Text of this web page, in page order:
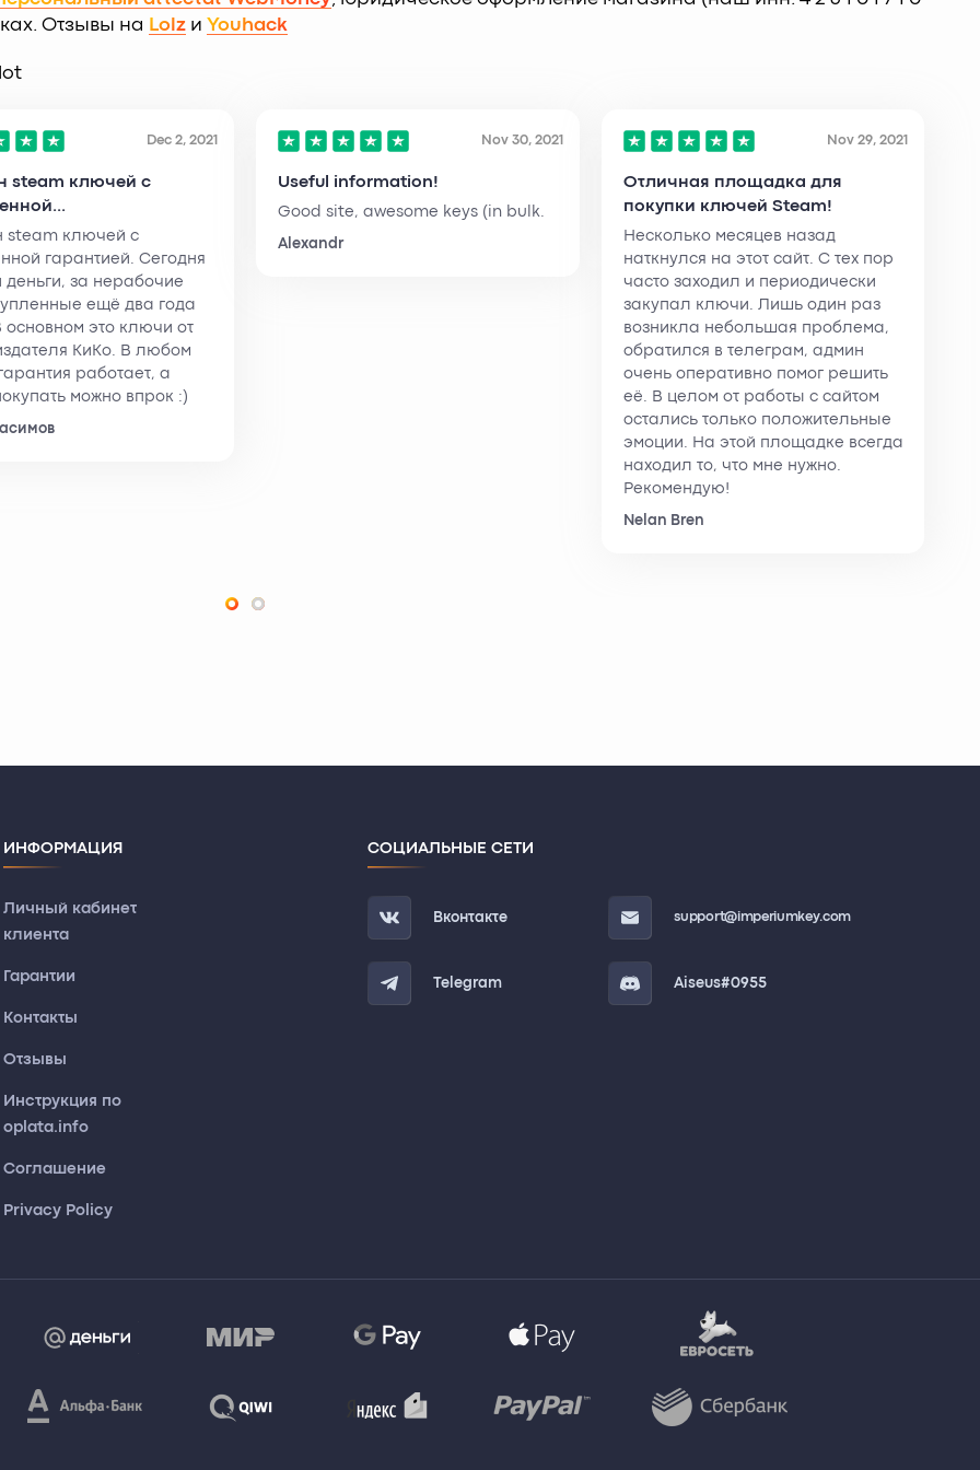
Отзывы на Lolz и Youhack
Dec 2, 2021
steam ключей с
steam ключей с
гарантией. Сегодня
деньги, за нерабочие
ещё два года
основном это ключи от
КиКо. В любом
работает, а
можно впрок :)
Nov 30, 2021
Useful information!
Good site, awesome keys (in bulk.
Alexandr
Nov 29, 2021
Отличная площадка для
покупки ключей Steam!
Несколько месяцев назад
наткнулся на этот сайт. С тех пор
часто заходил и периодически
закупал ключи. Лишь один раз
возникла небольшая проблема,
обратился в телеграм, админ
очень оперативно помог решить
её. В целом от работы с сайтом
остались только положительные
эмоции. На этой площадке всегда
находил то, что мне нужно.
Рекомендую!
Nelan Bren
ИНФОРМАЦИЯ
Личный кабинет
клиента
Гарантии
Контакты
Отзывы
Инструкция по
oplata.info
Соглашение
Privacy Policy
СОЦИАЛЬНЫЕ СЕТИ
Вконтакте
Telegram
support@imperiumkey.com
Aiseus#0955